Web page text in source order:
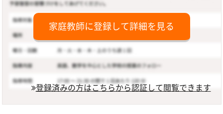
家庭教師に登録して詳細を見る
登録済みの方はこちらから認証して閲覧できます